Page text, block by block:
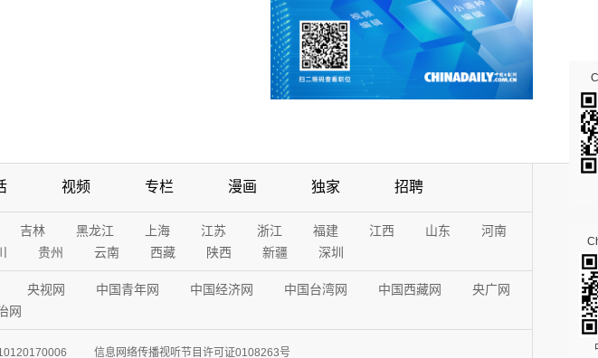
视频 专栏 漫画 独家 招聘
吉林 黑龙江 上海 江苏 浙江 福建 江西 山东
河南
贵州 云南 西藏 陕西 新疆 深圳
央视网 中国青年网 中国经济网 中国台湾网 中国西藏网
央广网
网
信息网络传播视听节目许可证0108263号